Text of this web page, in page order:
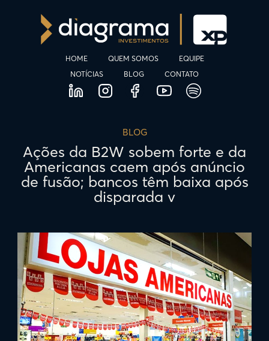
HOME QUEM SOMOS
EQUIPE
NOTÍCIAS
BLOG CONTATO
BLOG
Ações da B2W sobem forte e da
Americanas caem após anúncio
de fusão; bancos têm baixa após
disparada v